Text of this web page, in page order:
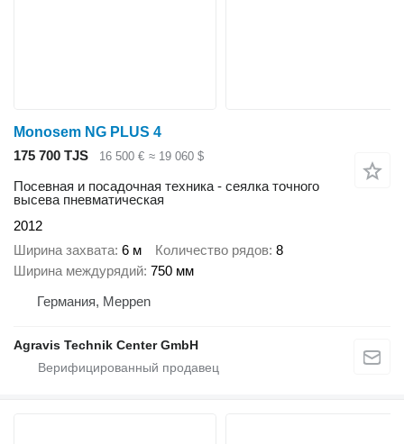
Monosem NG PLUS 4
175 700 TJS
16 500 € ≈ 19 060 $
Посевная и посадочная техника - сеялка точного
высева пневматическая
2012
Ширина захвата 6 м Количество рядов 8
Ширина междурядий 750 мм
Германия, Meppen
Agravis Technik Center GmbH